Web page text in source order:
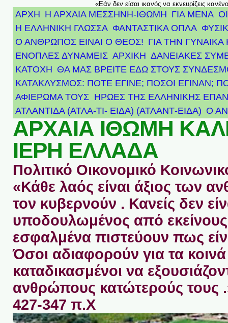
«Εάν δεν είσαι ικανός να εκνευρίζεις
ΑΡΧΗ Η ΑΡΧΑΙΑ ΜΕΣΣΗΝΗ-ΙΘΩΜΗ ΓΙΑ ΜΕΝΑ
Η ΕΛΛΗΝΙΚΗ ΓΛΩΣΣΑ ΦΑΝΤΑΣΤΙΚΑ ΟΠΛΑ
Ο ΑΝΘΡΩΠΟΣ ΕΙΝΑΙ Ο ΘΕΟΣ! ΓΙΑ ΤΗΝ ΓΥΝΑΙΚΑ
ΕΝΟΠΛΕΣ ΔΥΝΑΜΕΙΣ ΑΡΧΙΚΉ ΔΑΝΕΙΑΚΕΣ
ΚΑΤΟΧΗ ΘΑ ΜΑΣ ΒΡΕΙΤΕ ΕΔΩ ΣΤΟΥΣ
ΚΑΤΑΚΛΥΣΜΟΣ: ΠΟΤΕ ΕΓΙΝΕ; ΠΟΣΟΙ ΕΓΙΝΑΝ;
ΑΦΙΈΡΩΜΑ ΤΟΥΣ ΉΡΩΕΣ ΤΗΣ ΕΛΛΗΝΙΚΉΣ
ΑΤΛΑΝΤΊΔΑ (ΑΤΛΑ-ΤΙ- ΕΙΔΑ) (ΑΤΛΑΝΤ-ΕΙΔΑ) Ο
ΑΡΧΑΙΑ ΙΘΩΜΗ
ΙΕΡΗ ΕΛΛΑΔΑ
Πολιτικό Οικονομικό
«Κάθε λαός είναι άξιος των
τον κυβερνούν . Κανείς δεν
υποδουλωμένος από
εσφαλμένα πιστεύουν πως
Όσοι αδιαφορούν για τα κοινά
καταδικασμένοι να
ανθρώπους κατώτερούς τους
427-347 π.Χ